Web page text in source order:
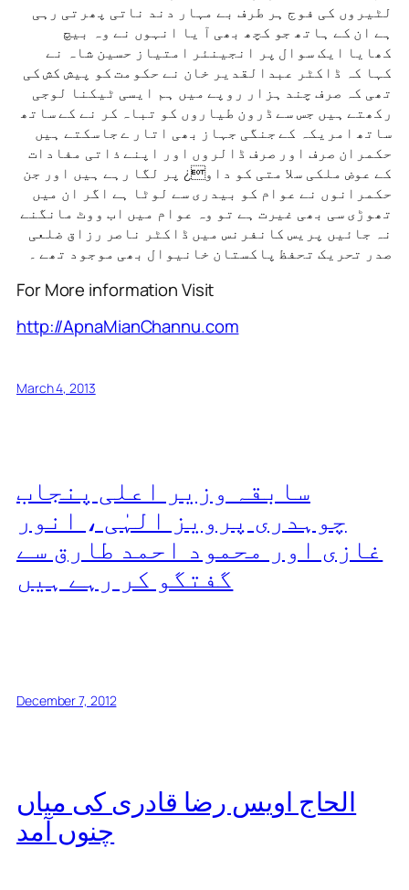
لٹیروں کی فوج ہر طرف بے مہار دند ناتی پھرتی رہی
ہے ان کے ہاتھ جو کچھ بھی آ یا انہوں نے وہ بیچ
کھایا ایک سوال پر انجینئر امتیاز حسین شاہ نے
کہا کہ ڈاکٹر عبدالقدیر خان نے حکومت کو پیش کش کی
تھی کہ صرف چند ہزار روپے میں ہم ایسی ٹیکنا لوجی
رکھتے ہیں جس سے ڈرون طیاروں کو تباہ کر نے کے ساتھ
ساتھ امریکہ کے جنگی جہاز بھی اتار ے جاسکتے ہیں
حکمران صرف اور صرف ڈالروں اور اپنے ذاتی مفادات
کے عوض ملکی سلا متی کو داو¿ پر لگا رہے ہیں اور جن
حکمرانوں نے عوام کو بیدری سے لوٹا ہے اگر ان میں
تھوڑی سی بھی غیرت ہے تو وہ عوام میں اب ووٹ مانگنے
نہ جائیں پریس کانفرنس میں ڈاکٹر ناصر رزاق ضلعی
صدر تحریک تحفظ پاکستان خانیوال بھی موجود تھے ۔
For More information Visit
http://ApnaMianChannu.com
March 4, 2013
سابقہ وزیر اعلی پنجاب
چوہدری پرویز الہٰی ، انور
غازی اور محمود احمد طارق سے
گفتگو کر رہے ہیں
December 7, 2012
الحاج اویس رضا قادری کی میاں
چنوں آمد